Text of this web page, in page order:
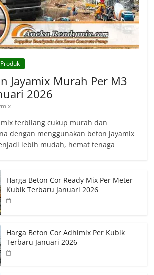
Produk
Jayamix Murah Per M3
2026
terbilang cukup murah dan
dengan menggunakan beton jayamix
lebih mudah, hemat tenaga
Harga Beton Cor Ready Mix Per Meter
Kubik Terbaru Januari 2026
Harga Beton Cor Adhimix Per Kubik
Terbaru Januari 2026